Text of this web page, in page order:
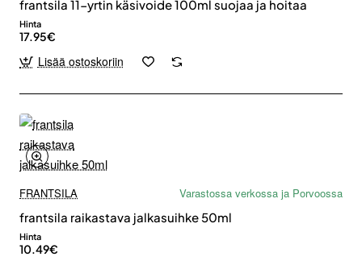
frantsila 11-yrtin käsivoide 100ml suojaa ja hoitaa
Hinta
17.95€
Lisää ostoskoriin
FRANTSILA
Varastossa verkossa ja Porvoossa
frantsila raikastava jalkasuihke 50ml
Hinta
10.49€